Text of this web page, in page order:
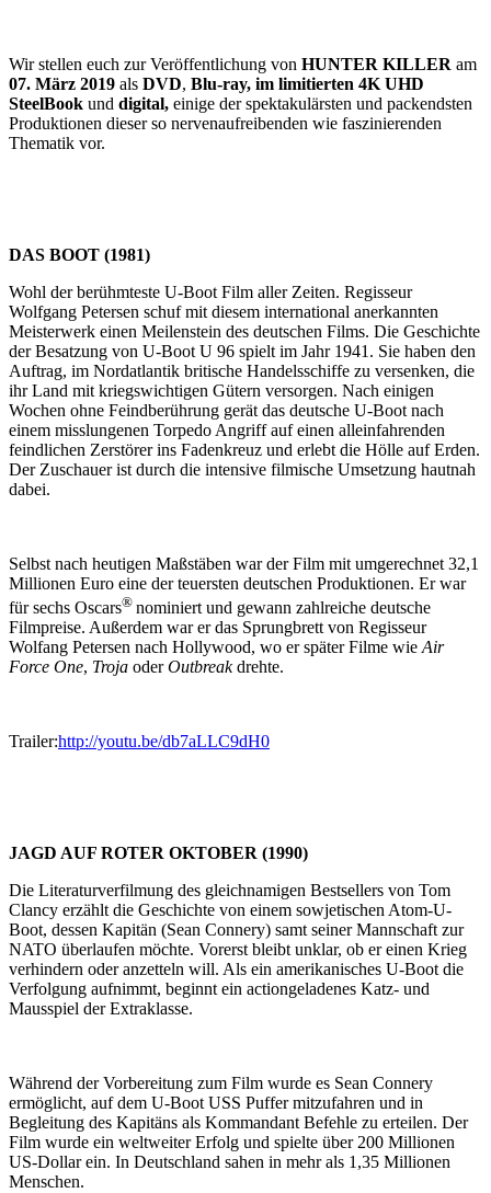
Wir stellen euch zur Veröffentlichung von HUNTER KILLER am
07. März 2019 als DVD, Blu-ray, im limitierten 4K UHD
SteelBook und digital, einige der spektakulärsten und packendsten
Produktionen dieser so nervenaufreibenden wie faszinierenden
Thematik vor.
DAS BOOT (1981)
Wohl der berühmteste U-Boot Film aller Zeiten. Regisseur
Wolfgang Petersen schuf mit diesem international anerkannten
Meisterwerk einen Meilenstein des deutschen Films. Die Geschichte
der Besatzung von U-Boot U 96 spielt im Jahr 1941. Sie haben den
Auftrag, im Nordatlantik britische Handelsschiffe zu versenken, die
ihr Land mit kriegswichtigen Gütern versorgen. Nach einigen
Wochen ohne Feindberührung gerät das deutsche U-Boot nach
einem misslungenen Torpedo Angriff auf einen alleinfahrenden
feindlichen Zerstörer ins Fadenkreuz und erlebt die Hölle auf Erden.
Der Zuschauer ist durch die intensive filmische Umsetzung hautnah
dabei.
Selbst nach heutigen Maßstäben war der Film mit umgerechnet 32,1
Millionen Euro eine der teuersten deutschen Produktionen. Er war
für sechs Oscars® nominiert und gewann zahlreiche deutsche
Filmpreise. Außerdem war er das Sprungbrett von Regisseur
Wolfang Petersen nach Hollywood, wo er später Filme wie Air
Force One, Troja oderOutbreakdrehte.
Trailer:http://youtu.be/db7aLLC9dH0
JAGD AUF ROTER OKTOBER (1990)
Die Literaturverfilmung des gleichnamigen Bestsellers von Tom
Clancy erzählt die Geschichte von einem sowjetischen Atom-U-
Boot, dessen Kapitän (Sean Connery) samt seiner Mannschaft zur
NATO überlaufen möchte. Vorerst bleibt unklar, ob er einen Krieg
verhindern oder anzetteln will. Als ein amerikanisches U-Boot die
Verfolgung aufnimmt, beginnt ein actiongeladenes Katz- und
Mausspiel der Extraklasse.
Während der Vorbereitung zum Film wurde es Sean Connery
ermöglicht, auf dem U-Boot USS Puffer mitzufahren und in
Begleitung des Kapitäns als Kommandant Befehle zu erteilen. Der
Film wurde ein weltweiter Erfolg und spielte über 200 Millionen
US-Dollar ein. In Deutschland sahen in mehr als 1,35 Millionen
Menschen.